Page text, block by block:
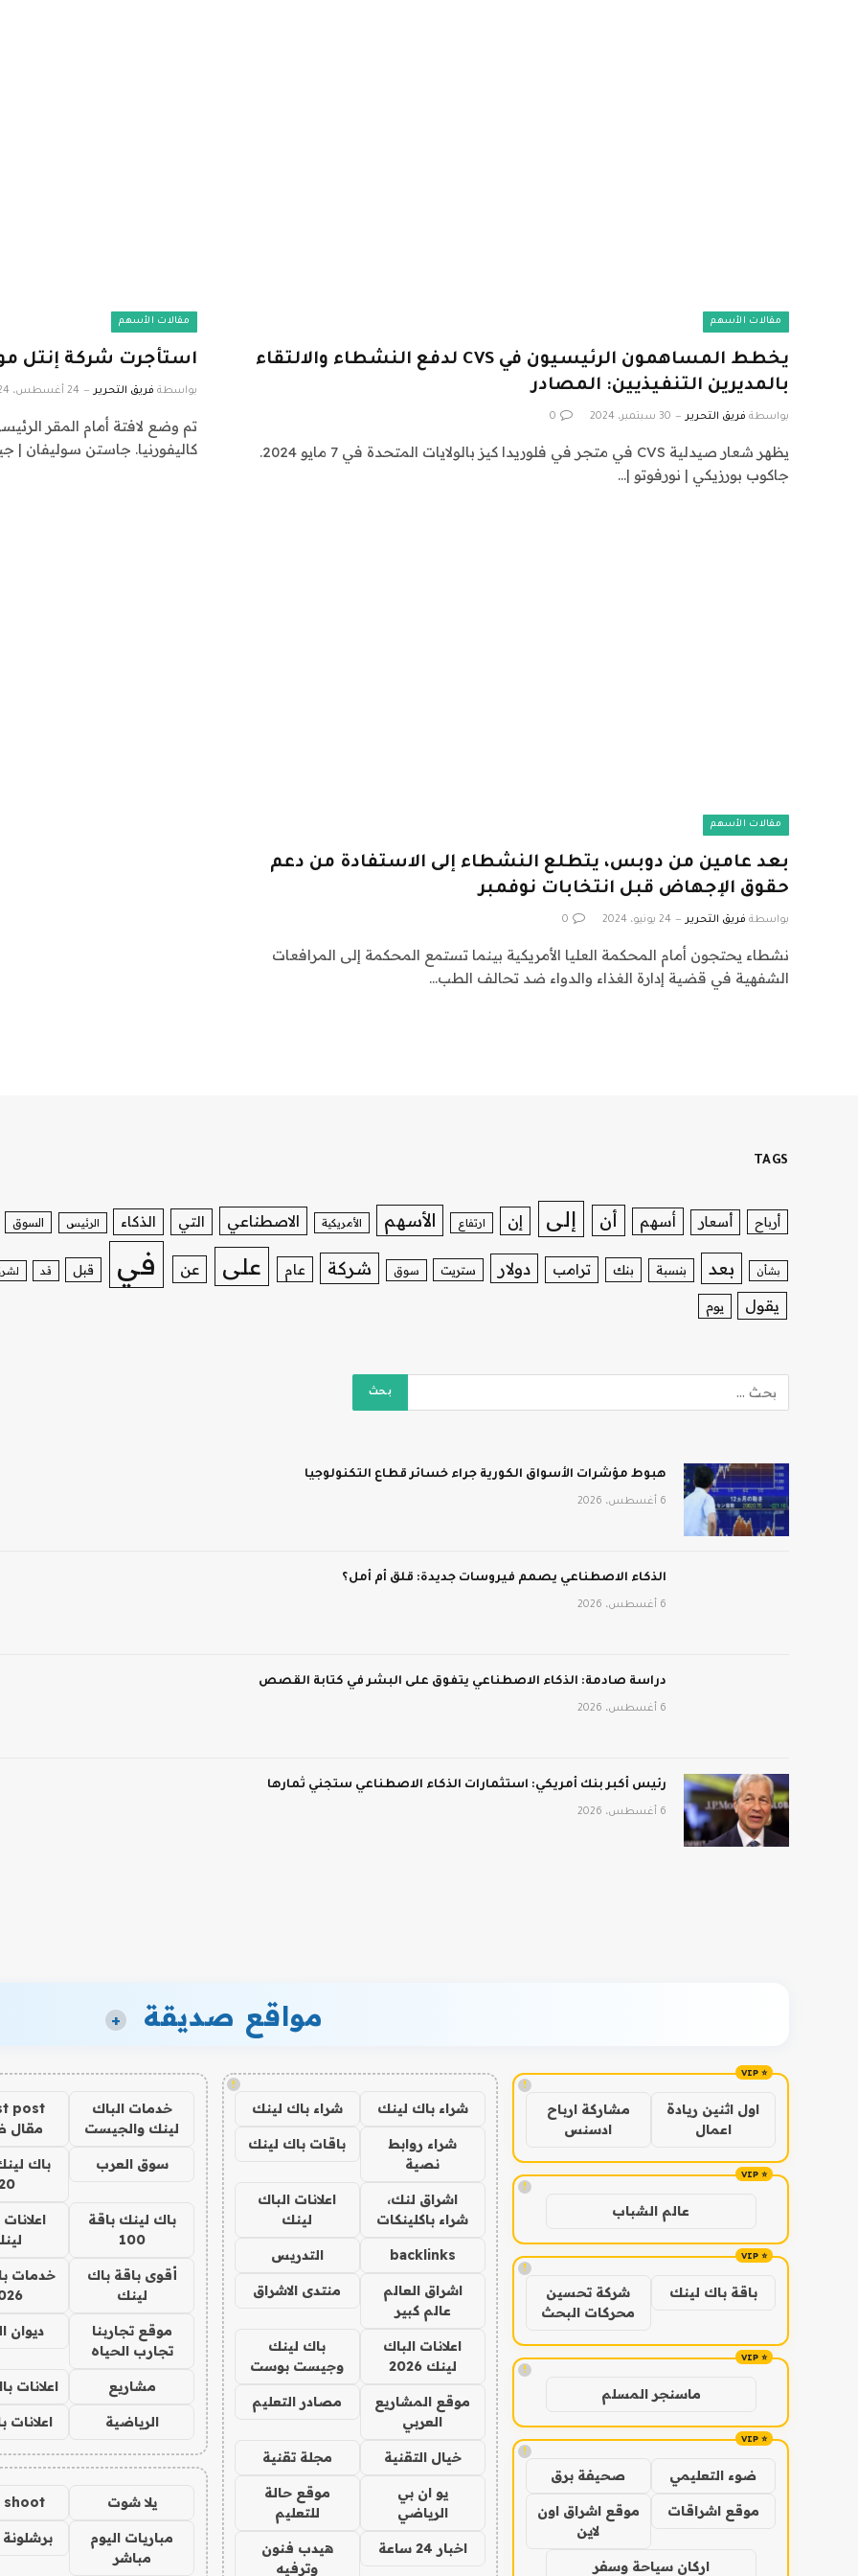
مقالات الأسهم
يخطط المساهمون الرئيسيون في CVS لدفع النشطاء والالتقاء
بالمديرين التنفيذيين: المصادر
بواسطة فريق التحرير 30 سبتمبر، 2024 0
يظهر شعار صيدلية CVS في متجر في فلوريدا كيز بالولايات المتحدة في 7 مايو 2024.
جاكوب بورزيكي | نورفوتو |…
مقالات الأسهم
استأجرت شركة إنتل
بواسطة فريق التحرير 24 أغسطس، 2024
كاليفورنيا. جاستن سوليفان |
مقالات الأسهم
بعد عامين من دوبس، يتطلع النشطاء إلى الاستفادة من دعم
حقوق الإجهاض قبل انتخابات نوفمبر
بواسطة فريق التحرير 24 يونيو، 2024 0
نشطاء يحتجون أمام المحكمة العليا الأمريكية بينما تستمع المحكمة إلى المرافعات
الشفهية في قضية إدارة الغذاء والدواء ضد تحالف الطب…
TAGS
أرباح أسعار أسهم أن إلى إن ارتفاع الأسهم الأمريكية الاصطناعي التي الذكاء الرئيس السوق
بشأن بعد بنسبة بنك ترامب دولار ستريت سوق شركة عام على عن في قبل قد
يقول يوم
هبوط مؤشرات الأسواق الكورية جراء خسائر قطاع التكنولوجيا
6 أغسطس، 2026
الذكاء الاصطناعي يصمم فيروسات جديدة: قلق أم أمل؟
6 أغسطس، 2026
دراسة صادمة: الذكاء الاصطناعي يتفوق على البشر في كتابة القصص
6 أغسطس، 2026
رئيس أكبر بنك أمريكي: استثمارات الذكاء الاصطناعي ستجني ثمارها
6 أغسطس، 2026
مواقع صديقة +
!
اول اثنين ريادة
اعمال
مشاركة ارباح
ادسنس
!
عالم الشباب
!
باقة باك لينك
شركة تحسين
محركات البحث
!
ماسنجر المسلم
!
ضوء التعليمي صحيفة برق
موقع اشراقات
موقع اشراق اون
لاين
اركان سياحة وسفر
!
شراء باك لينك شراء باك لينك
شراء روابط
نصية
باقات باك لينك
اشراق لنك،
شراء باكلينكات
اعلانات الباك
لينك
backlinks التدريس
اشراق العالم
عالم كبير
منتدى الاشراق
اعلانات الباك
لينك 2026
باك لينك
وجيست بوست
موقع المشاريع
العربي
مصادر التعليم
خيال التقنية مجلة تقنية
يو ان بي
الرياضي
موقع حالة
للتعليم
اخبار 24 ساعة
هيدب فنون
وترفيه
خدمات الباك
لينك والجيست
post
مقال
سوق العرب
باك
باك لينك باقة
100
أقوى باقة باك
لينك
خدمات
موقع تجاربنا
تجارب الحياه
ديوان
مشاريع اعلانات
الرياضية اعلانات
يلا شوت shoot
مباريات اليوم
مباشر